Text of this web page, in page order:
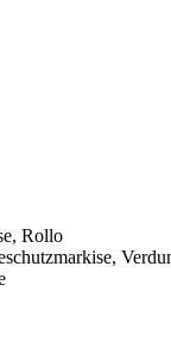
Rollo